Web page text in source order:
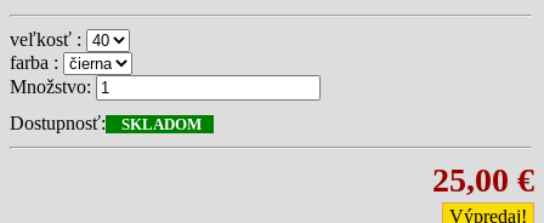
veľkosť :
farba :
Množstvo:
Dostupnosť:
SKLADOM
25,00 €
Výpredaj!